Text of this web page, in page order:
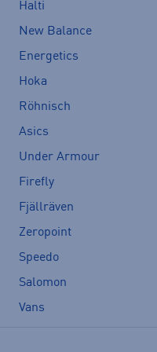
Halti
New Balance
Energetics
Hoka
Röhnisch
Asics
Under Armour
Firefly
Fjällräven
Zeropoint
Speedo
Salomon
Vans